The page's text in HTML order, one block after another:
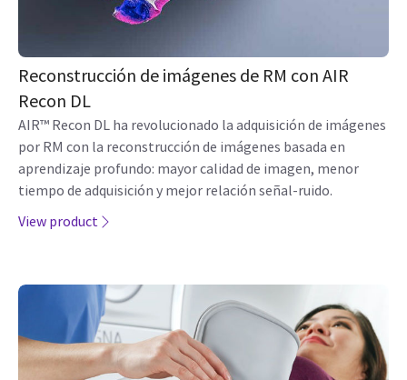
Reconstrucción de imágenes de RM con AIR
Recon DL
AIR™ Recon DL ha revolucionado la adquisición de imágenes
por RM con la reconstrucción de imágenes basada en
aprendizaje profundo: mayor calidad de imagen, menor
tiempo de adquisición y mejor relación señal-ruido.
View product